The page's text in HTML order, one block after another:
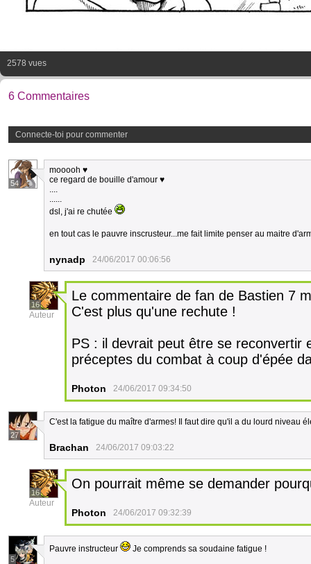
2578 vues
6 Commentaires
Connecte-toi pour commenter
54
mooooh ♥
ce regard de bouille d'amour ♥
....
......
dsl, j'ai re chutée
en tout cas le pauvre inscrusteur...me fait limite penser au maitre
nynadp 24/06/2017 00:06:56
16
Auteur
Le commentaire de fan de Bastien 7
C'est plus qu'une rechute !
PS : il devrait peut être se reconvertir
préceptes du combat à coup d'épée
Photon 24/06/2017 09:34:50
27
C'est la fatigue du maître d'armes! Il faut dire qu'il a du lourd niveau
Brachan 24/06/2017 09:03:22
16
Auteur
On pourrait même se demander
Photon 24/06/2017 09:32:39
5
Pauvre instructeur Je comprends sa soudaine fatigue !